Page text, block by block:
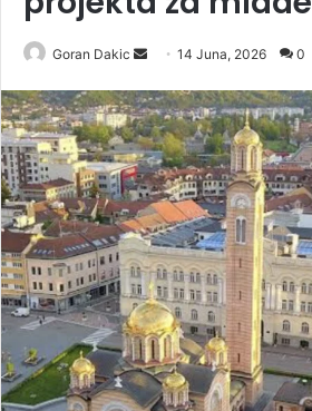
Goran Dakic
n
d
a
n
e
m
a
i
l
14 Juna, 2026 0